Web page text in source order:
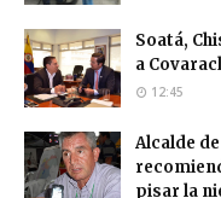
Soatá,
a
12:45
Alcalde
pisar la